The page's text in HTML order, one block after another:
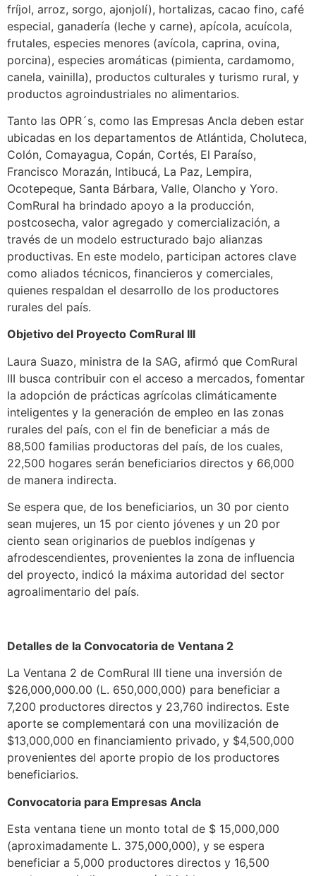
fríjol, arroz, sorgo, ajonjolí), hortalizas, cacao fino, café
especial, ganadería (leche y carne), apícola, acuícola,
frutales, especies menores (avícola, caprina, ovina,
porcina), especies aromáticas (pimienta, cardamomo,
canela, vainilla), productos culturales y turismo rural, y
productos agroindustriales no alimentarios.
Tanto las OPR´s, como las Empresas Ancla deben estar
ubicadas en los departamentos de Atlántida, Choluteca,
Colón, Comayagua, Copán, Cortés, El Paraíso,
Francisco Morazán, Intibucá, La Paz, Lempira,
Ocotepeque, Santa Bárbara, Valle, Olancho y Yoro.
ComRural ha brindado apoyo a la producción,
postcosecha, valor agregado y comercialización, a
través de un modelo estructurado bajo alianzas
productivas. En este modelo, participan actores clave
como aliados técnicos, financieros y comerciales,
quienes respaldan el desarrollo de los productores
rurales del país.
Objetivo del Proyecto ComRural III
Laura Suazo, ministra de la SAG, afirmó que ComRural
III busca contribuir con el acceso a mercados, fomentar
la adopción de prácticas agrícolas climáticamente
inteligentes y la generación de empleo en las zonas
rurales del país, con el fin de beneficiar a más de
88,500 familias productoras del país, de los cuales,
22,500 hogares serán beneficiarios directos y 66,000
de manera indirecta.
Se espera que, de los beneficiarios, un 30 por ciento
sean mujeres, un 15 por ciento jóvenes y un 20 por
ciento sean originarios de pueblos indígenas y
afrodescendientes, provenientes la zona de influencia
del proyecto, indicó la máxima autoridad del sector
agroalimentario del país.
Detalles de la Convocatoria de Ventana 2
La Ventana 2 de ComRural III tiene una inversión de
$26,000,000.00 (L. 650,000,000) para beneficiar a
7,200 productores directos y 23,760 indirectos. Este
aporte se complementará con una movilización de
$13,000,000 en financiamiento privado, y $4,500,000
provenientes del aporte propio de los productores
beneficiarios.
Convocatoria para Empresas Ancla
Esta ventana tiene un monto total de $ 15,000,000
(aproximadamente L. 375,000,000), y se espera
beneficiar a 5,000 productores directos y 16,500